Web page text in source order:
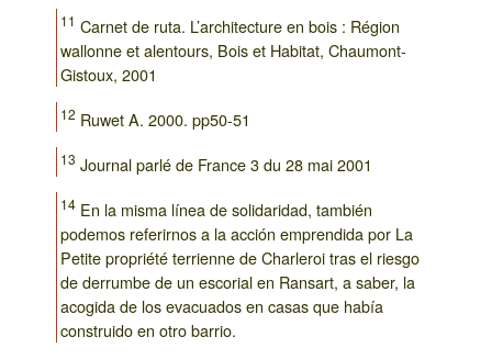
11 Carnet de ruta. L’architecture en bois : Région
wallonne et alentours, Bois et Habitat, Chaumont-
Gistoux, 2001
12 Ruwet A. 2000. pp50-51
13 Journal parlé de France 3 du 28 mai 2001
14 En la misma línea de solidaridad, también
podemos referirnos a la acción emprendida por La
Petite propriété terrienne de Charleroi tras el riesgo
de derrumbe de un escorial en Ransart, a saber, la
acogida de los evacuados en casas que había
construido en otro barrio.